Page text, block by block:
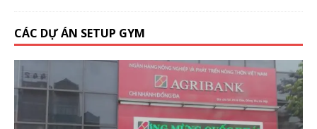
CÁC DỰ ÁN SETUP GYM